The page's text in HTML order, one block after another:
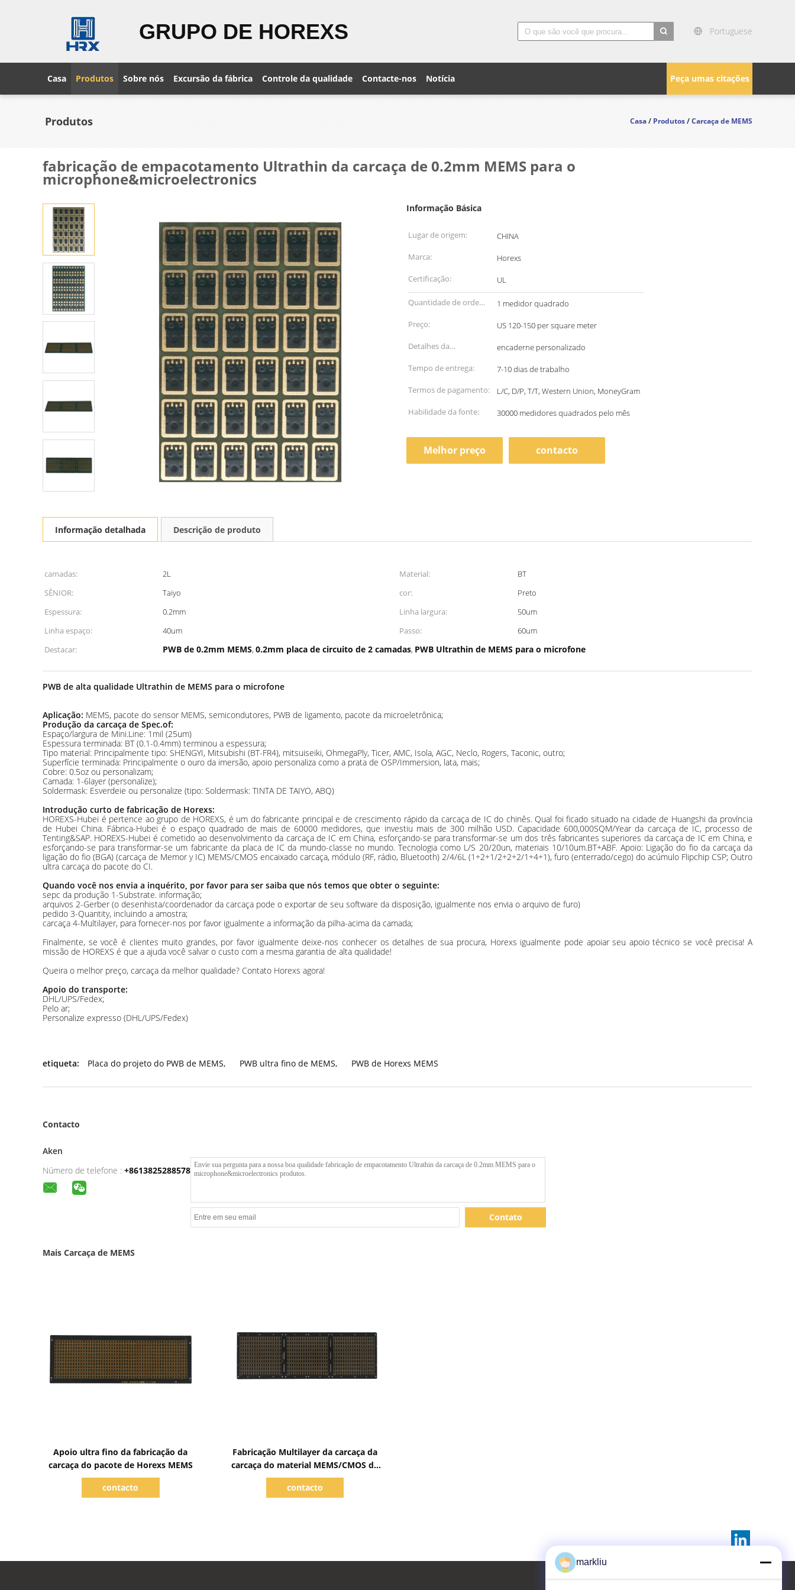
GRUPO DE HOREXS Portuguese
Peça umas citações
Casa Produtos Sobre nós Excursão da fábrica Controle da qualidade Contacte-nos Notícia
Produtos Casa/Produtos/Carcaça de MEMS
fabricação de empacotamento Ultrathin da carcaça de 0.2mm MEMS para o
microphone&microelectronics
Informação Básica
Lugar de origem:
CHINA
Marca:
Horexs
Certificação:
UL
Quantidade de ordem
mínima:
1 medidor quadrado
Preço:
US 120-150 per square meter
Detalhes da
embalagem:
encaderne personalizado
Tempo de entrega:
7-10 dias de trabalho
Termos de pagamento:
L/C, D/P, T/T, Western Union, MoneyGram
Habilidade da fonte:
30000 medidores quadrados pelo mês
Melhor preço contacto
Informação detalhada Descrição de produto
camadas: 2L Material:
BT
SÊNIOR:
Taiyo cor:
Preto
Espessura:
0.2mm Linha largura:
50um
Linha espaço:
40um Passo:
60um
Destacar:
PWB de 0.2mm MEMS, 0.2mm placa de circuito de 2 camadas, PWB Ultrathin de MEMS para o microfone
PWB de alta qualidade Ultrathin de MEMS para o microfone
Aplicação: MEMS, pacote do sensor MEMS, semicondutores, PWB de ligamento, pacote da microeletrônica;
Produção da carcaça de Spec.of:
Espaço/largura de Mini.Line: 1mil (25um)
Espessura terminada: BT (0.1-0.4mm) terminou a espessura;
Tipo material: Principalmente tipo: SHENGYI, Mitsubishi (BT-FR4), mitsuiseiki, OhmegaPly, Ticer, AMC, Isola, AGC, Neclo, Rogers, Taconic, outro;
Superfície terminada: Principalmente o ouro da imersão, apoio personaliza como a prata de OSP/Immersion, lata, mais;
Cobre: 0.5oz ou personalizam;
Camada: 1-6layer (personalize);
Soldermask: Esverdeie ou personalize (tipo: Soldermask: TINTA DE TAIYO, ABQ)
Introdução curto de fabricação de Horexs:
HOREXS-Hubei é pertence ao grupo de HOREXS, é um do fabricante principal e de crescimento rápido da carcaça de IC do chinês. Qual foi ficado situado na cidade de Huangshi da província
de Hubei China. Fábrica-Hubei é o espaço quadrado de mais de 60000 medidores, que investiu mais de 300 milhão USD. Capacidade 600,000SQM/Year da carcaça de IC, processo de
Tenting&SAP. HOREXS-Hubei é cometido ao desenvolvimento da carcaça de IC em China, esforçando-se para transformar-se um dos três fabricantes superiores da carcaça de IC em China, e
esforçando-se para transformar-se um fabricante da placa de IC da mundo-classe no mundo. Tecnologia como L/S 20/20un, materiais 10/10um.BT+ABF. Apoio: Ligação do fio da carcaça da
ligação do fio (BGA) (carcaça de Memor y IC) MEMS/CMOS encaixado carcaça, módulo (RF, rádio, Bluetooth) 2/4/6L (1+2+1/2+2+2/1+4+1), furo (enterrado/cego) do acúmulo Flipchip CSP; Outro
ultra carcaça do pacote do CI.
Quando você nos envia a inquérito, por favor para ser saiba que nós temos que obter o seguinte:
sepc da produção 1-Substrate. informação;
arquivos 2-Gerber (o desenhista/coordenador da carcaça pode o exportar de seu software da disposição, igualmente nos envia o arquivo de furo)
pedido 3-Quantity, incluindo a amostra;
carcaça 4-Multilayer, para fornecer-nos por favor igualmente a informação da pilha-acima da camada;
Finalmente, se você é clientes muito grandes, por favor igualmente deixe-nos conhecer os detalhes de sua procura, Horexs igualmente pode apoiar seu apoio técnico se você precisa! A
missão de HOREXS é que a ajuda você salvar o custo com a mesma garantia de alta qualidade!
Queira o melhor preço, carcaça da melhor qualidade? Contato Horexs agora!
Apoio do transporte:
DHL/UPS/Fedex;
Pelo ar;
Personalize expresso (DHL/UPS/Fedex)
etiqueta: Placa do projeto do PWB de MEMS, PWB ultra fino de MEMS, PWB de Horexs MEMS
Contacto
Aken
Número de telefone : +8613825288578
Contato
Mais Carcaça de MEMS
Apoio ultra fino da fabricação da
carcaça do pacote de Horexs MEMS
contacto
Fabricação Multilayer da carcaça da
carcaça do material MEMS/CMOS do
ODM BT do OEM
contacto
markliu